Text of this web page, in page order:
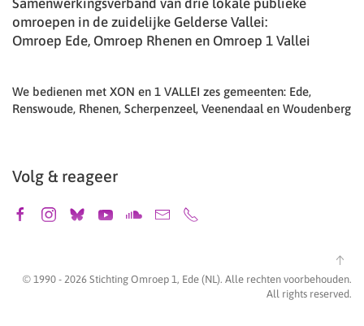
Samenwerkingsverband van drie lokale publieke
omroepen in de zuidelijke Gelderse Vallei:
Omroep Ede, Omroep Rhenen en Omroep 1 Vallei
We bedienen met XON en 1 VALLEI zes gemeenten: Ede,
Renswoude, Rhenen, Scherpenzeel, Veenendaal en Woudenberg
Volg & reageer
© 1990 - 2026 Stichting Omroep 1, Ede (NL). Alle rechten voorbehouden.
All rights reserved.